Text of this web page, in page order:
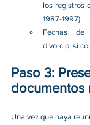
los registros
1987-1997).
Fechas de
divorcio, si
Paso 3:
documentos
Una vez que haya